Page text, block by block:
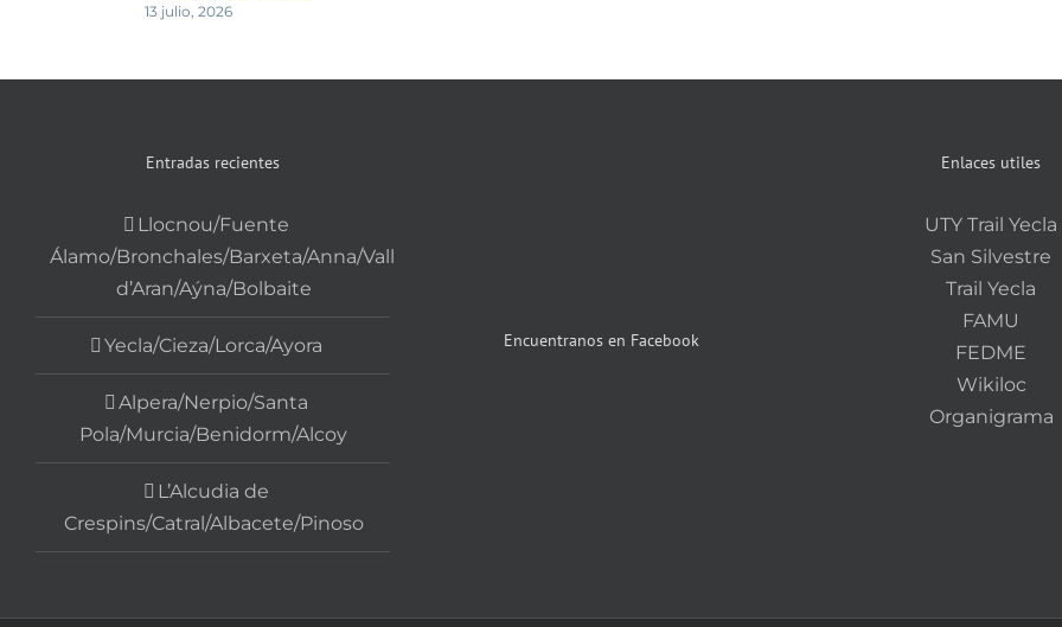
13 julio, 2026
Entradas recientes
Llocnou/Fuente
Álamo/Bronchales/Barxeta/Anna/Vall
d’Aran/Aýna/Bolbaite
Yecla/Cieza/Lorca/Ayora
Alpera/Nerpio/Santa
Pola/Murcia/Benidorm/Alcoy
L’Alcudia de
Crespins/Catral/Albacete/Pinoso
Encuentranos en Facebook
Enlaces utiles
UTY Trail Yecla
San Silvestre
Trail Yecla
FAMU
FEDME
Wikiloc
Organigrama